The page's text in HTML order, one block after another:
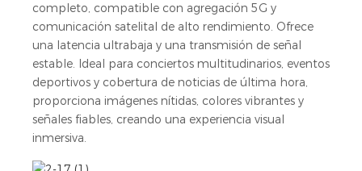
completo, compatible con agregación 5G y
comunicación satelital de alto rendimiento. Ofrece
una latencia ultrabaja y una transmisión de señal
estable. Ideal para conciertos multitudinarios, eventos
deportivos y cobertura de noticias de última hora,
proporciona imágenes nítidas, colores vibrantes y
señales fiables, creando una experiencia visual
inmersiva.